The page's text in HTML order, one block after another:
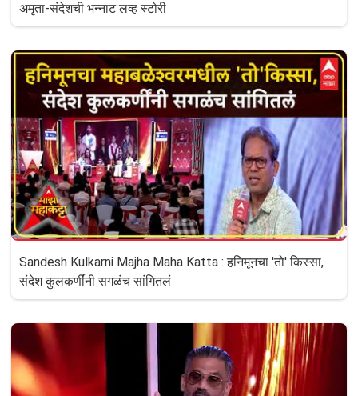
अमृता-संदेशची भन्नाट लव्ह स्टोरी
Sandesh Kulkarni Majha Maha Katta : हनिमूनचा 'तो' किस्सा,
संदेश कुलकर्णींनी सगळंच सांगितलं